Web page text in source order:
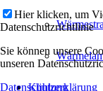
Kühlung
Hier klicken, um
Datenschutzrichtlinie
Sie können unsere
unseren
Datenschutzerklärung